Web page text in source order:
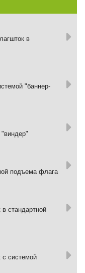
в
"баннер-
подъема флага
стандартной
с системой